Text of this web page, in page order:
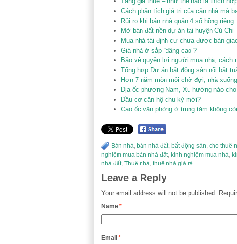
Cách phân tích giá trị của căn nhà mà
Rủi ro khi bán nhà quận 4 sổ hồng riêng
Mở bán đất nền dự án tại huyện Củ
Mua nhà tái định cư chưa được bàn
Giá nhà ở sắp “dâng cao”?
Bảo vệ quyền lợi người mua nhà, cách
Tổng hợp Dự án bất động sản nổi bật
Hơn 7 năm mòn mỏi chờ đợi, nhà
Địa ốc phương Nam, Xu hướng nào
Đầu cơ căn hộ chu kỳ mới?
Cao ốc văn phòng ở trung tăm không
Bán nhà, bán nhà đất, bất động sản, cho thuê
nghiệm mua bán nhà đất, kinh nghiệm mua nhà,
nhà đất, Thuê nhà, thuê nhà giá rẻ
Leave a Reply
Your email address will not be published.
Name *
Email *